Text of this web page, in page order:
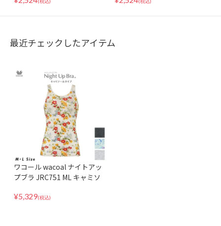
最近チェックしたアイテム
ワコール wacoal ナイトアッ
プブラ JRC751 ML キャミソ
クトップ ノースリーブ 環境配
¥5,329(税込)